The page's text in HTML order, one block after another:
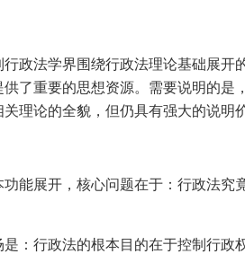
政法学界围绕行政法理论基础展
了重要的思想资源。需要说明的
理论的全貌，但仍具有强大的说明
能展开，核心问题在于：行政法
：行政法的根本目的在于控制行